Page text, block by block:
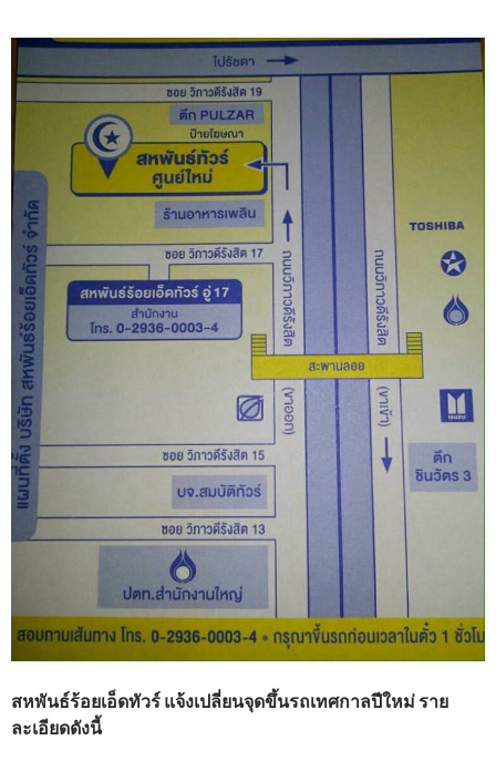
สหพันธ์ร้อยเอ็ดทัวร์ แจ้งเปลี่ยนจุดขึ้นรถเทศกาลปีใหม่ ราย
ละเอียดดังนี้